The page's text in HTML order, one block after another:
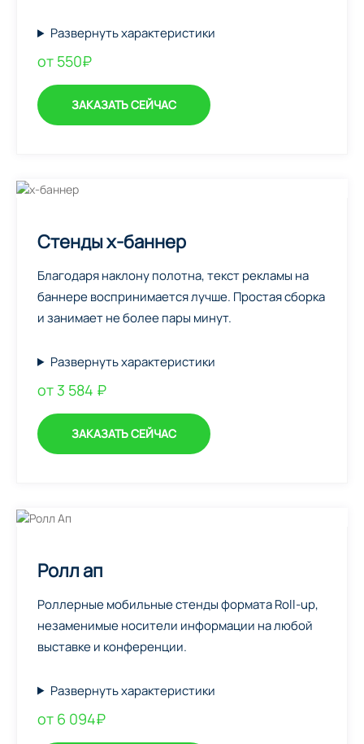
Развернуть характеристики
от 550₽
ЗАКАЗАТЬ СЕЙЧАС
Стенды х-баннер
Благодаря наклону полотна, текст рекламы на
баннере воспринимается лучше. Простая сборка
и занимает не более пары минут.
Развернуть характеристики
от 3 584 ₽
ЗАКАЗАТЬ СЕЙЧАС
Ролл ап
Роллерные мобильные стенды формата Roll-up,
незаменимые носители информации на любой
выставке и конференции.
Развернуть характеристики
от 6 094₽